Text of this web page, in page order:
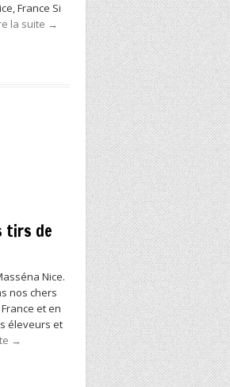
France Si
la suite →
tirs de
Nice.
nos chers
et en
éleveurs et
→